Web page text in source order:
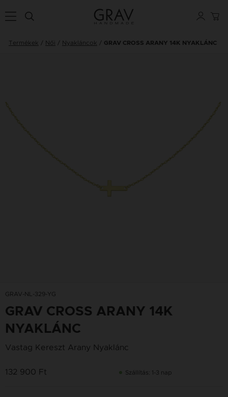
Termékek Női Nyakláncok GRAV CROSS ARANY 14K NYAKLÁNC
GRAV-NL-329-YG
GRAV CROSS ARANY 14K
NYAKLÁNC
Vastag Kereszt Arany Nyaklánc
132 900 Ft Szállítás: 1-3 nap